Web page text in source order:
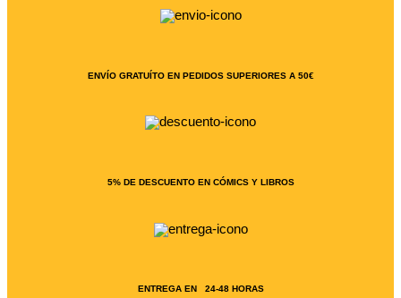
ENVÍO GRATUÍTO EN PEDIDOS SUPERIORES A 50€
5% DE DESCUENTO EN CÓMICS Y LIBROS
ENTREGA EN 24-48 HORAS